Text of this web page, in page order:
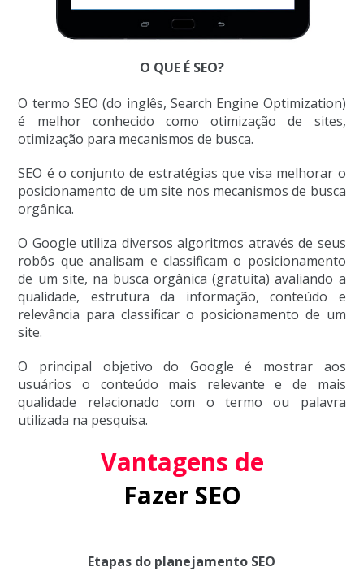
O QUE É SEO?
O termo SEO (do inglês, Search Engine Optimization)
é melhor conhecido como otimização de sites,
otimização para mecanismos de busca.
SEO é o conjunto de estratégias que visa melhorar o
posicionamento de um site nos mecanismos de busca
orgânica.
O Google utiliza diversos algoritmos através de seus
robôs que analisam e classificam o posicionamento
de um site, na busca orgânica (gratuita) avaliando a
qualidade, estrutura da informação, conteúdo e
relevância para classificar o posicionamento de um
site.
O principal objetivo do Google é mostrar aos
usuários o conteúdo mais relevante e de mais
qualidade relacionado com o termo ou palavra
utilizada na pesquisa.
Vantagens de
Fazer SEO
Etapas do planejamento SEO